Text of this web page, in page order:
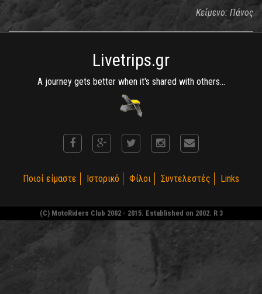
Κείμενο: Πάνος
Livetrips.gr
A journey gets better when it's shared with others...
Ποιοί είμαστε Ιστορικό Φίλοι Συντελεστές Links
(C) MotoRiders Club 2002 - 2015. Established on 2002. R 3